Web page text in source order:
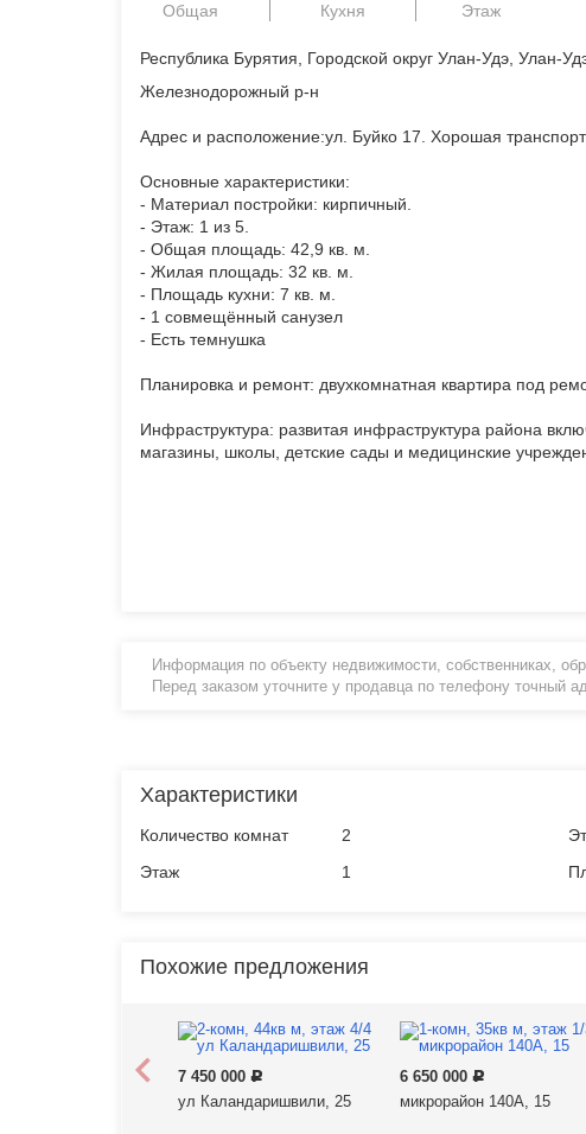
Общая Кухня Этаж
Республика Бурятия, Городской округ Улан-Удэ, Улан-
Железнодорожный р-н
Адрес и расположение:ул. Буйко 17. Хорошая
Основные характеристики:
- Материал постройки: кирпичный.
- Этаж: 1 из 5.
- Общая площадь: 42,9 кв. м.
- Жилая площадь: 32 кв. м.
- Площадь кухни: 7 кв. м.
- 1 совмещённый санузел
- Есть темнушка
Планировка и ремонт: двухкомнатная квартира под
Инфраструктура: развитая инфраструктура района
магазины, школы, детские сады и медицинские
Информация по объекту недвижимости, собственниках,
Перед заказом уточните у продавца по телефону точный
Характеристики
Количество комнат
2
Этаж
1
Похожие предложения
7 450 000 Р
ул Каландаришвили, 25
6 650 000 Р
микрорайон 140А, 15